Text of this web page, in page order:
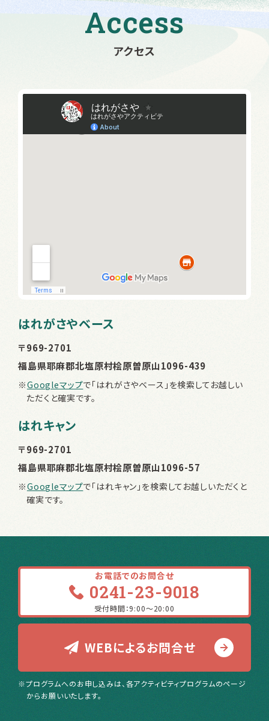
Access
アクセス
はれがさやベース
〒969-2701
福島県耶麻郡北塩原村桧原曽原山1096-439
※Googleマップで「はれがさやベース」を検索してお越しい
ただくと確実です。
はれキャン
〒969-2701
福島県耶麻郡北塩原村桧原曽原山1096-57
※Googleマップで「はれキャン」を検索してお越しいただくと
確実です。
お電話でのお問合せ
0241-23-9018
受付時間：9:00〜20:00
WEBによるお問合せ
※プログラムへのお申し込みは、各アクティビティプログラムのページ
からお願いいたします。